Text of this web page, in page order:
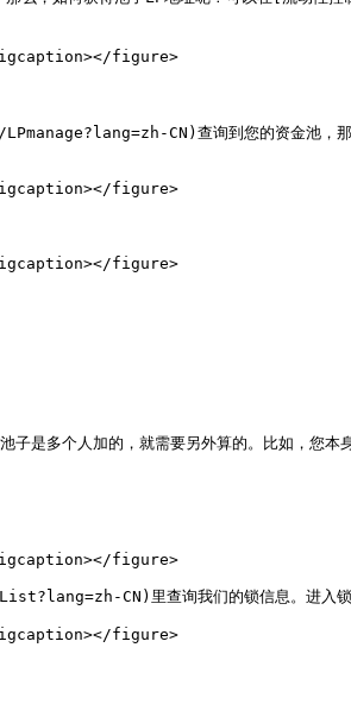
figure>
CN)查询到您的资金池，那
figure>
figure>
多个人加的，就需要另外算的。比如，您本
figure>
CN)里查询我们的锁信息
figure>